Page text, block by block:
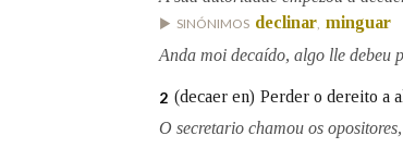
SINÓNIMOS declinar, minguar
Anda moi decaído, algo lle debeu
2 (decaer en) Perder o dereito a
O secretario chamou os